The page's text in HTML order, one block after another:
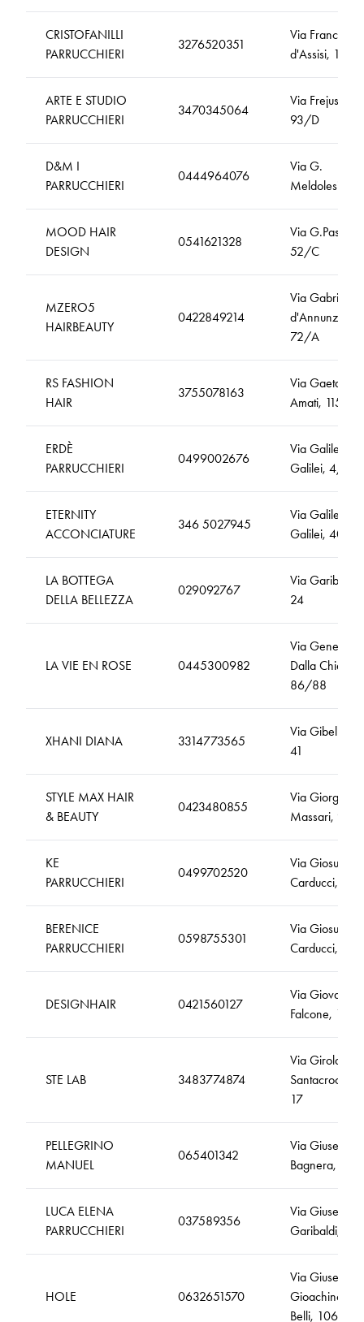
CRISTOFANILLI
PARRUCCHIERI
3276520351
Via Francesco
d'Assisi, 13
ARTE E STUDIO
PARRUCCHIERI
3470345064
Via Frejus,
93/D
D&M I
PARRUCCHIERI
0444964076
Via G.
Meldolesi, 9
MOOD HAIR
DESIGN
0541621328
Via G.Pascoli,
52/C
MZERO5
HAIRBEAUTY
0422849214
Via Gabriele
d'Annunzio,
72/A
RS FASHION
HAIR
3755078163
Via Gaetano
Amati, 115
ERDÈ
PARRUCCHIERI
0499002676
Via Galileo
Galilei, 4/C
ETERNITY
ACCONCIATURE
346 5027945
Via Galileo
Galilei, 40
LA BOTTEGA
DELLA BELLEZZA
029092767
Via Garibaldi,
24
LA VIE EN ROSE 0445300982
Via Generale
Dalla Chiesa
86/88
XHANI DIANA 3314773565
Via Gibellini,
41
STYLE MAX HAIR
& BEAUTY
0423480855
Via Giorgio
Massari, 9
KE
PARRUCCHIERI
0499702520
Via Giosuè
Carducci, 4
BERENICE
PARRUCCHIERI
0598755301
Via Giosuè
Carducci, 7
DESIGNHAIR 0421560127
Via Giovanni
Falcone, 14
STE LAB 3483774874
Via Girolamo
Santacroce,
17
PELLEGRINO
MANUEL
065401342
Via Giuseppe
Bagnera, 34
LUCA ELENA
PARRUCCHIERI
037589356
Via Giuseppe
Garibaldi, 52
HOLE 0632651570
Via Giuseppe
Gioachino
Belli, 106